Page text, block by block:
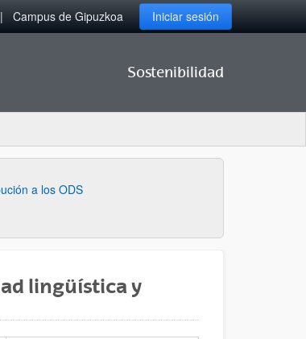
Campus de Gipuzkoa Iniciar sesión
Sostenibilidad
a los ODS
lingüística y